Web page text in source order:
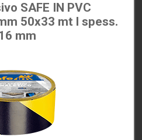
SAFE IN PVC
50x33 mt l spess.
mm